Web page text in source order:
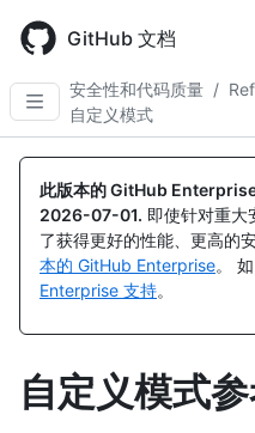
main
content
GitHub 文档
安全性和代码质量 /
自定义模式
此版本的 GitHub
2026-07-01. 即使针对重大
了获得更好的性能、更高的
本的 GitHub Enterprise。
Enterprise 支持。
自定义模式